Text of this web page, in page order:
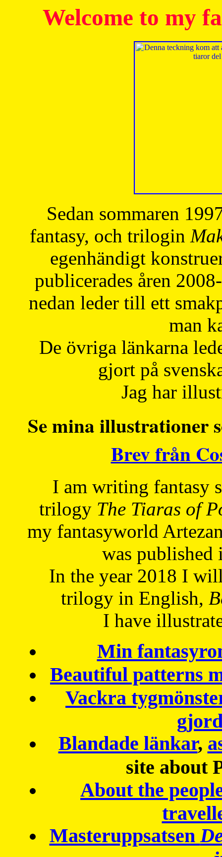
Welcome to my
Sedan sommaren
fantasy, och trilogin
egenhändigt
publicerades åren
nedan leder till ett
man
De övriga länkarna
gjort på
Jag har
Se mina illustrationer
Brev från
I am writing fantasy
trilogy The Tiaras of
my fantasyworld
was published
In the year 2018 I
trilogy in English,
I have
Min
Beautiful patterns
Vackra
Blandade länkar,
site about
About the
Masteruppsatsen